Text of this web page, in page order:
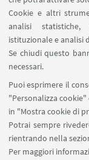
Cookie e altri
analisi statistiche,
istituzionale e analisi
Se chiudi questo
necessari.
Puoi esprimere il
"Personalizza
in "Mostra cookie di
Potrai sempre
rientrando nella
Per maggiori
Covid 19
19 che